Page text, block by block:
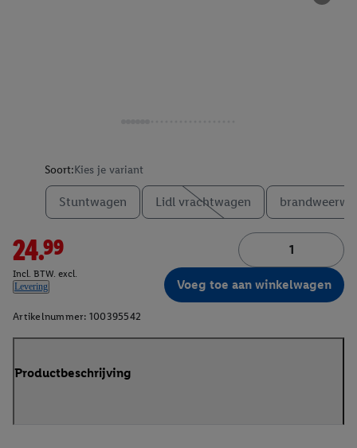
Soort:Kies je variant
Stuntwagen Lidl vrachtwagen
24.99
Incl. BTW. excl.
Levering
Voeg toe aan winkelwagen
Artikelnummer: 100395542
Productbeschrijving